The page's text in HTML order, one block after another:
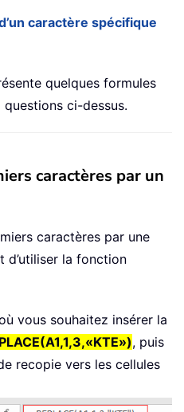
caractère spécifique
quelques formules
ci-dessus.
caractères par un
caractères par une
d’utiliser la fonction
vous souhaitez insérer la
, puis
recopie vers les cellules